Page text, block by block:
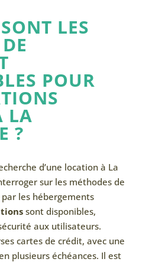
LES
POUR
LA
?
d’une location à La
sur les méthodes de
les hébergements
sont disponibles,
aux utilisateurs.
cartes de crédit, avec une
plusieurs échéances. Il est